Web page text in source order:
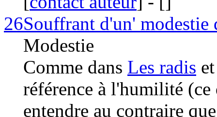
26Souffrant d'un' modestie
Modestie
Comme dans Les radis
référence à l'humilité
entendre au contraire